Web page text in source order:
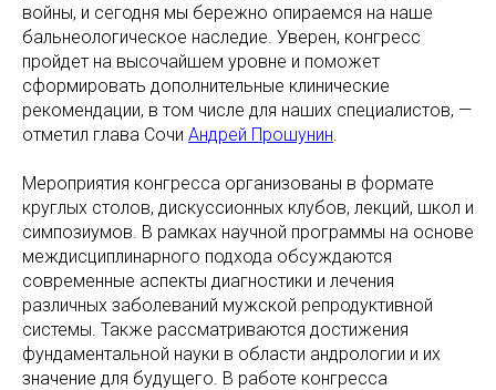
войны, и сегодня мы бережно опираемся на наше
бальнеологическое наследие. Уверен, конгресс
пройдет на высочайшем уровне и поможет
сформировать дополнительные клинические
рекомендации, в том числе для наших специалистов, —
отметил глава Сочи Андрей Прошунин.
Мероприятия конгресса организованы в формате
круглых столов, дискуссионных клубов, лекций, школ и
симпозиумов. В рамках научной программы на основе
междисциплинарного подхода обсуждаются
современные аспекты диагностики и лечения
различных заболеваний мужской репродуктивной
системы. Также рассматриваются достижения
фундаментальной науки в области андрологии и их
значение для будущего. В работе конгресса